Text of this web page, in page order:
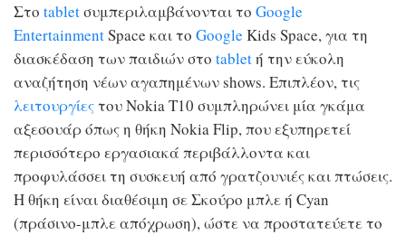
Στο tabletσυμπεριλαμβάνονται το Google
EntertainmentSpace και το Google Kids Space, για τη
διασκέδαση των παιδιών στο tabletή την εύκολη
αναζήτηση νέων αγαπημένων shows. Επιπλέον, τις
λειτουργίεςτου Nokia Τ10 συμπληρώνει μία γκάμα
αξεσουάρ όπως η θήκη Nokia Flip, που εξυπηρετεί
περισσότερο εργασιακά περιβάλλοντα και
προφυλάσσει τη συσκευή από γρατζουνιές και πτώσεις.
Η θήκη είναι διαθέσιμη σε Σκούρο μπλε ή Cyan
(πράσινο-μπλε απόχρωση), ώστε να προστατεύετε το